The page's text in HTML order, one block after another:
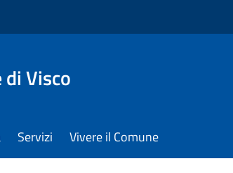
di Visco
Servizi Vivere il Comune